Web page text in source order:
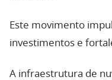
Este movimento
investimentos e
A infraestrutura de